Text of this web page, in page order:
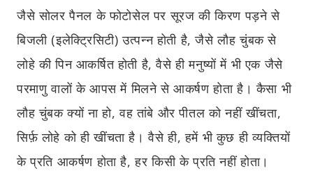
जैसे सोलर पैनल के फोटोसेल पर सूरज की किरण पड़ने से
बिजली (इलेक्ट्रिसिटी) उत्पन्न होती है, जैसे लौह चुंबक से
लोहे की पिन आकर्षित होती है, वैसे ही मनुष्यों में भी एक जैसे
परमाणु वालों के आपस में मिलने से आकर्षण होता है। कैसा भी
लौह चुंबक क्यों ना हो, वह तांबे और पीतल को नहीं खींचता,
सिर्फ़ लोहे को ही खींचता है। वैसे ही, हमें भी कुछ ही व्यक्तियों
के प्रति आकर्षण होता है, हर किसी के प्रति नहीं होता।